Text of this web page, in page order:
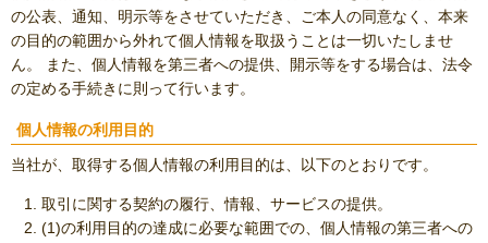
の公表、通知、明示等をさせていただき、ご本人の同意なく、本来
の目的の範囲から外れて個人情報を取扱うことは一切いたしませ
ん。 また、個人情報を第三者への提供、開示等をする場合は、法令
の定める手続きに則って行います。
個人情報の利用目的
当社が、取得する個人情報の利用目的は、以下のとおりです。
取引に関する契約の履行、情報、サービスの提供。
(1)の利用目的の達成に必要な範囲での、個人情報の第三者への